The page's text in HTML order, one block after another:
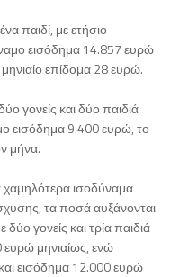
παιδί, με ετήσιο
εισόδημα 14.857 ευρώ
επίδομα 28 ευρώ.
γονείς και δύο παιδιά
εισόδημα 9.400 ευρώ, το
μήνα.
ισοδύναμα
τα ποσά αυξάνονται
γονείς και τρία παιδιά
ευρώ μηνιαίως, ενώ
και εισόδημα 12.000 ευρώ